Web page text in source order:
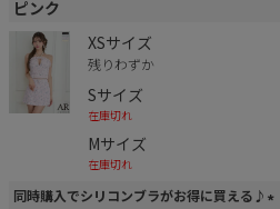
ピンク
XSサイズ
残りわずか
Sサイズ
在庫切れ
Mサイズ
在庫切れ
同時購入でシリコンブラがお得に買える♪